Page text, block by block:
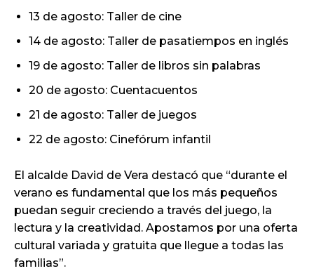
13 de agosto: Taller de cine
14 de agosto: Taller de pasatiempos en inglés
19 de agosto: Taller de libros sin palabras
20 de agosto: Cuentacuentos
21 de agosto: Taller de juegos
22 de agosto: Cinefórum infantil
El alcalde David de Vera destacó que “durante el
verano es fundamental que los más pequeños
puedan seguir creciendo a través del juego, la
lectura y la creatividad. Apostamos por una oferta
cultural variada y gratuita que llegue a todas las
familias”.